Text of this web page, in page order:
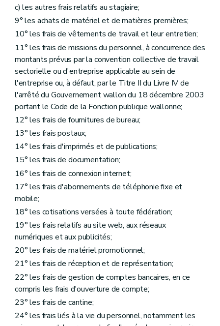
c) les autres frais relatifs au stagiaire;
9° les achats de matériel et de matières premières;
10° les frais de vêtements de travail et leur entretien;
11° les frais de missions du personnel, à concurrence des
montants prévus par la convention collective de travail
sectorielle ou d'entreprise applicable au sein de
l'entreprise ou, à défaut, par le Titre II du Livre IV de
l'arrêté du Gouvernement wallon du 18 décembre 2003
portant le Code de la Fonction publique wallonne;
12° les frais de fournitures de bureau;
13° les frais postaux;
14° les frais d'imprimés et de publications;
15° les frais de documentation;
16° les frais de connexion internet;
17° les frais d'abonnements de téléphonie fixe et
mobile;
18° les cotisations versées à toute fédération;
19° les frais relatifs au site web, aux réseaux
numériques et aux publicités;
20° les frais de matériel promotionnel;
21° les frais de réception et de représentation;
22° les frais de gestion de comptes bancaires, en ce
compris les frais d'ouverture de compte;
23° les frais de cantine;
24° les frais liés à la vie du personnel, notamment les